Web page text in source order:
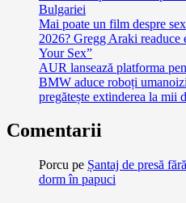
Bulgariei
Mai poate un film despre
2026? Gregg Araki
Your Sex”
AUR lansează platforma
BMW aduce roboți
pregătește extinderea la mii
Comentarii
Porcu pe Șantaj de presă
dorm în papuci